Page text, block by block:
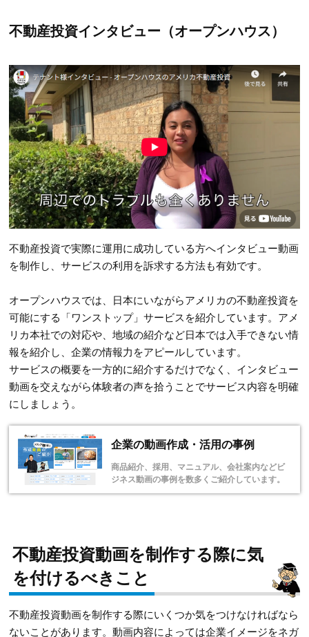
不動産投資インタビュー（オープンハウス）
不動産投資で実際に運用に成功している方へインタビュー動画
を制作し、サービスの利用を訴求する方法も有効です。
オープンハウスでは、日本にいながらアメリカの不動産投資を
可能にする「ワンストップ」サービスを紹介しています。アメ
リカ本社での対応や、地域の紹介など日本では入手できない情
報を紹介し、企業の情報力をアピールしています。
サービスの概要を一方的に紹介するだけでなく、インタビュー
動画を交えながら体験者の声を拾うことでサービス内容を明確
にしましょう。
企業の動画作成・活用の事例
商品紹介、採用、マニュアル、会社案内などビ
ジネス動画の事例を数多くご紹介しています。
不動産投資動画を制作する際に気
を付けるべきこと
不動産投資動画を制作する際にいくつか気をつけなければなら
ないことがあります。動画内容によっては企業イメージをネガ